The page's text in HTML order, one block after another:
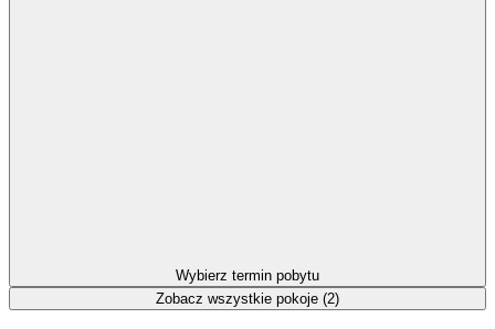
Wybierz termin pobytu
Zobacz wszystkie pokoje (2)